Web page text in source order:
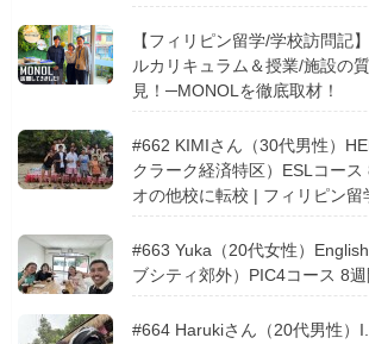
【フィリピン留学/学校訪問記
ルカリキュラム＆授業/施設の
見！─MONOLを徹底取材！
#662 KIMIさん（30代男性）
クラーク経済特区）ESLコー
オの他校に転校 | フィリピン留
#663 Yuka（20代女性）
ブシティ郊外）PIC4コース 8
#664 Harukiさん（20代男性）